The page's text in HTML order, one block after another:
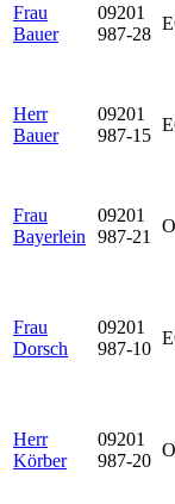
Frau
Bauer
09201
987-28
Herr
Bauer
09201
987-15
Frau
Bayerlein
09201
987-21
Frau
Dorsch
09201
987-10
Herr
Körber
09201
987-20